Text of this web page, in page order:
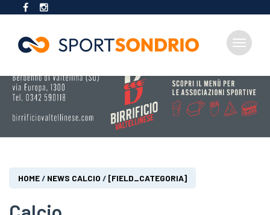
al
contenuto
Toggle
Tu
qui
HOME/ NEWS CALCIO / [FIELD_CATEGORIA]